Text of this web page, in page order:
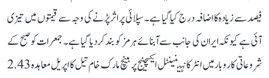
فیصد سے زیادہ کا اضافہ درج کیا گیا ہے۔ سپلائی پر اثر پڑنے کی وجہ سے قیمتوں میں تیزی
آئی ہے کیونکہ ایران کی جانب سے آبنائے ہرمز کو بند کردیا گیا ہے۔ جمعرات کو صبح کے
شروعاتی کاروبار میں انٹرکانٹینینٹل ایکسچینج پر بینچ مارک خام تیل کا اپریل معاہدہ 2.43